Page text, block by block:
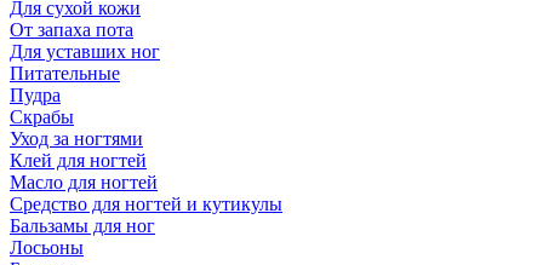
Для сухой кожи
От запаха пота
Для уставших ног
Питательные
Пудра
Скрабы
Уход за ногтями
Клей для ногтей
Масло для ногтей
Средство для ногтей и кутикулы
Бальзамы для ног
Лосьоны